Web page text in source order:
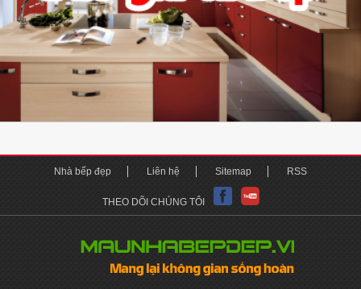
Nhà bếp đẹp Liên hệ Sitemap RSS
THEO DÕI CHÚNG TÔI